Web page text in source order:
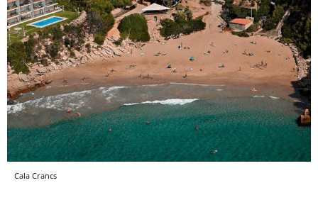
Cala Crancs